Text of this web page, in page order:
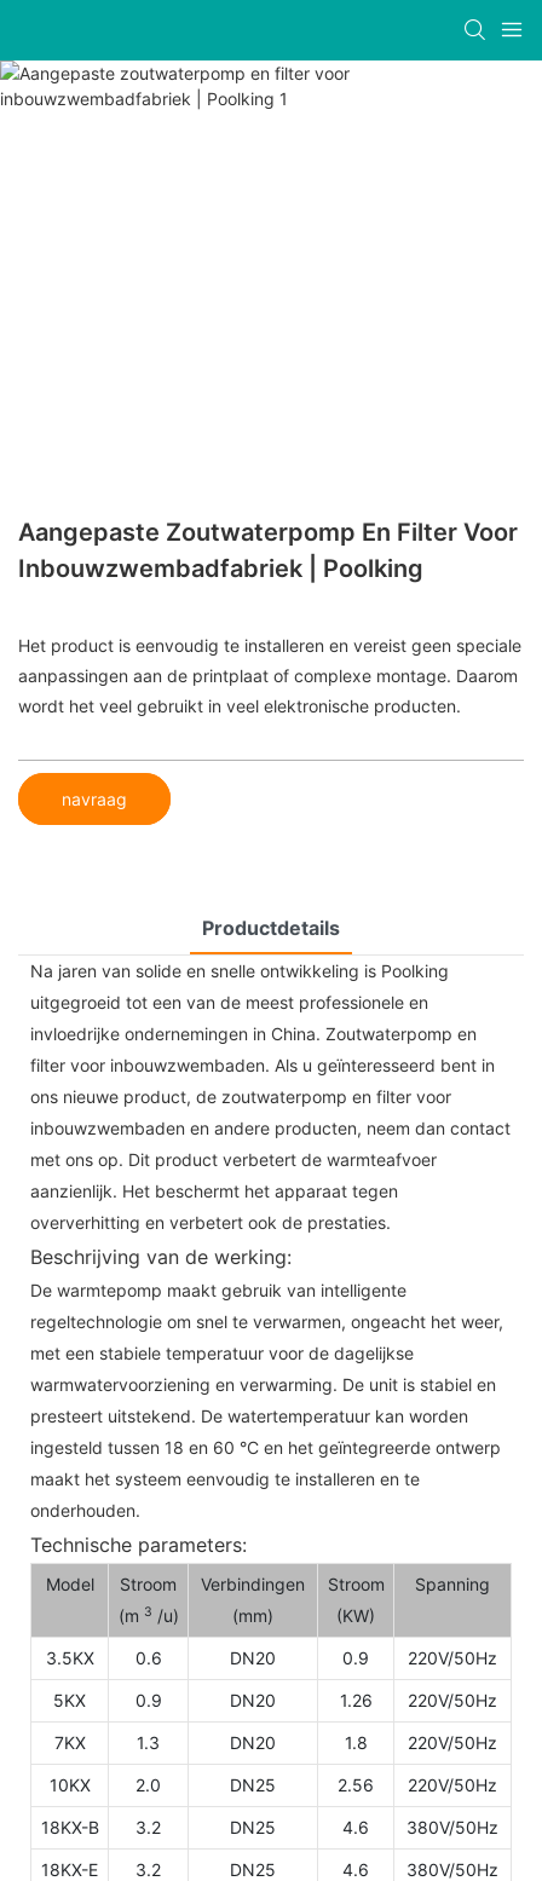
Aangepaste Zoutwaterpomp En Filter Voor
Inbouwzwembadfabriek | Poolking
Het product is eenvoudig te installeren en vereist geen speciale
aanpassingen aan de printplaat of complexe montage. Daarom
wordt het veel gebruikt in veel elektronische producten.
navraag
Productdetails
Na jaren van solide en snelle ontwikkeling is Poolking
uitgegroeid tot een van de meest professionele en
invloedrijke ondernemingen in China. Zoutwaterpomp en
filter voor inbouwzwembaden. Als u geïnteresseerd bent in
ons nieuwe product, de zoutwaterpomp en filter voor
inbouwzwembaden en andere producten, neem dan contact
met ons op. Dit product verbetert de warmteafvoer
aanzienlijk. Het beschermt het apparaat tegen
oververhitting en verbetert ook de prestaties.
Beschrijving van de werking:
De warmtepomp maakt gebruik van intelligente
regeltechnologie om snel te verwarmen, ongeacht het weer,
met een stabiele temperatuur voor de dagelijkse
warmwatervoorziening en verwarming. De unit is stabiel en
presteert uitstekend. De watertemperatuur kan worden
ingesteld tussen 18 en 60 °C en het geïntegreerde ontwerp
maakt het systeem eenvoudig te installeren en te
onderhouden.
Technische parameters:
Model
Stroom
(m 3 /u)
Verbindingen
(mm)
Stroom
(KW)
Spanning
3.5KX 0.6 DN20 0.9 220V/50Hz
5KX 0.9 DN20 1.26 220V/50Hz
7KX 1.3 DN20 1.8 220V/50Hz
10KX 2.0 DN25 2.56 220V/50Hz
18KX-B 3.2 DN25 4.6 380V/50Hz
18KX-E 3.2 DN25 4.6 380V/50Hz